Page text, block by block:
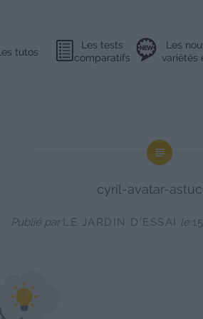
tutos
Les tests
comparatifs
Les
variétés
cyril-avatar-
Publié parLE JARDIN D'ESSAI le